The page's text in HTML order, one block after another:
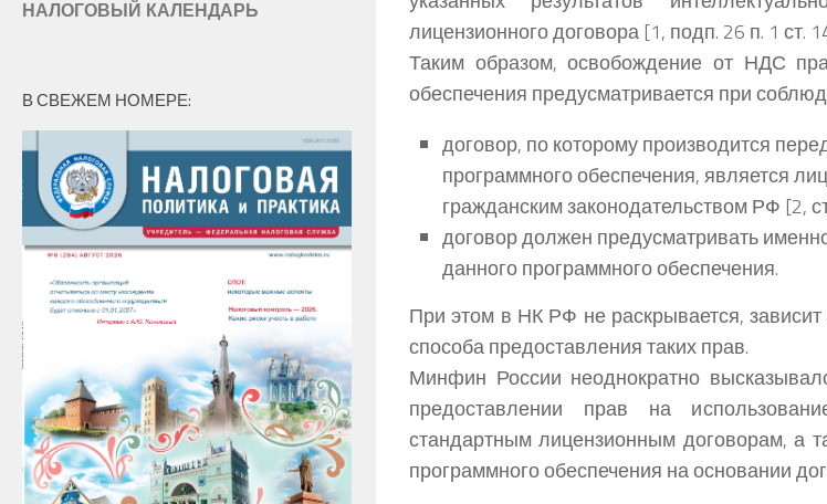
лицензионного договора [1, подп. 26 п. 1 ст.
Таким образом, освобождение от НДС
обеспечения предусматривается при
договор, по которому производится
программного обеспечения, является
гражданским законодательством РФ [2,
договор должен предусматривать
данного программного обеспечения.
При этом в НК РФ не раскрывается,
способа предоставления таких прав.
Минфин России неоднократно
предоставлении прав на
стандартным лицензионным договорам, а
программного обеспечения на основании
НАЛОГОВЫЙ КАЛЕНДАРЬ
В СВЕЖЕМ НОМЕРЕ: